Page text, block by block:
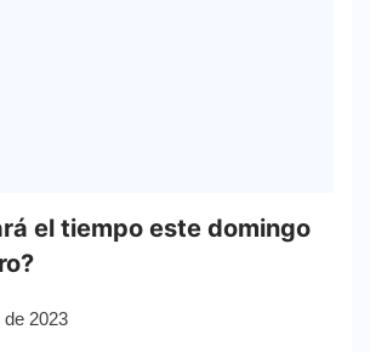
el tiempo este domingo
de 2023